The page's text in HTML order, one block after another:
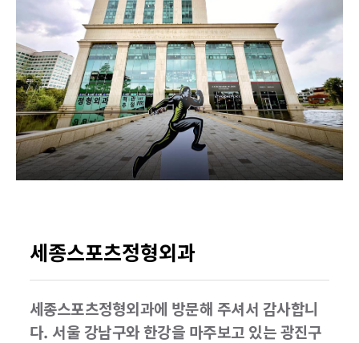
세종스포츠정형외과
세종스포츠정형외과에 방문해 주셔서 감사합니
다. 서울 강남구와 한강을 마주보고 있는 광진구